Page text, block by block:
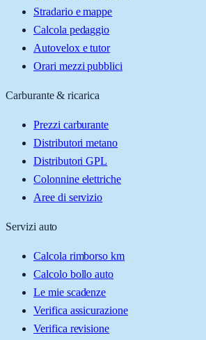
Stradario e mappe
Calcola pedaggio
Autovelox e tutor
Orari mezzi pubblici
Carburante & ricarica
Prezzi carburante
Distributori metano
Distributori GPL
Colonnine elettriche
Aree di servizio
Servizi auto
Calcola rimborso km
Calcolo bollo auto
Le mie scadenze
Verifica assicurazione
Verifica revisione